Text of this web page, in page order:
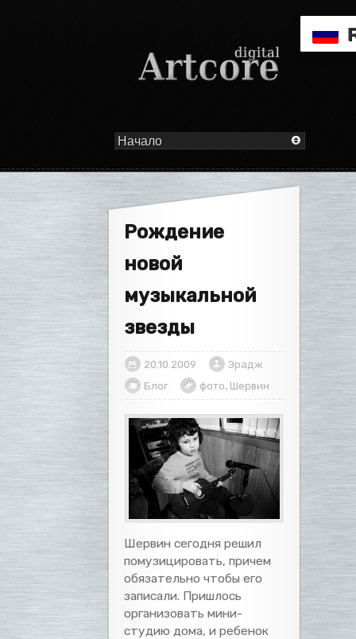
Рождение
новой
музыкальной
звезды
20.10.2009
Эрадж
Блог
фото, Шервин
Шервин сегодня решил
помузицировать, причем
обязательно чтобы его
записали. Пришлось
организовать мини-
студию дома, и ребенок